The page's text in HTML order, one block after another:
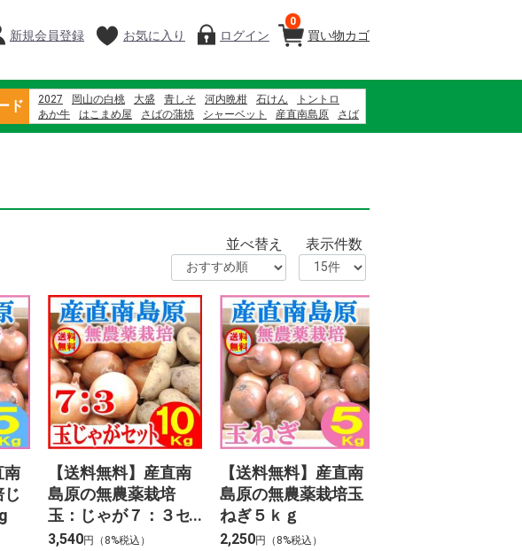
買い物カゴ
0
新規会員登録 お気に入り ログイン
ド 2027 岡山の白桃 大盛 青しそ 河内晩柑 石けん
トントロ
あか牛
はこまめ屋 さばの蒲焼 シャーベット 産直南島原
さば
並べ替え 表示件数
南
【送料無料】産直南
島原の無農薬栽培
玉：じゃが７：３セ
ット１０ｋｇ
3,540円（8%税込）
【送料無料】産直南
島原の無農薬栽培玉
ねぎ５ｋｇ
2,250円（8%税込）